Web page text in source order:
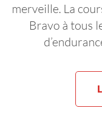
merveille. La
Bravo à tous